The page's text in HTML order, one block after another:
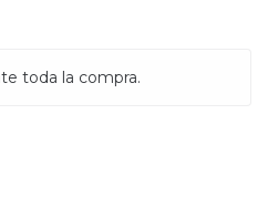
toda la compra.